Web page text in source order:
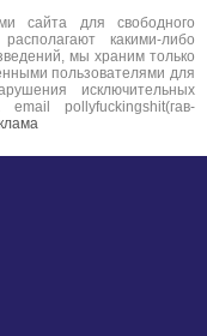
сайта для свободного
какими-либо
мы храним только
пользователями для
исключительных
pollyfuckingshit(гав-